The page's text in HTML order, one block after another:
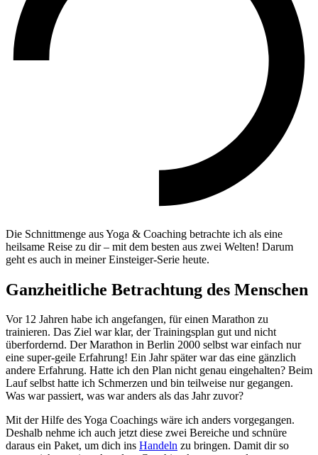
Die Schnittmenge aus Yoga & Coaching betrachte ich als eine
heilsame Reise zu dir – mit dem besten aus zwei Welten! Darum
geht es auch in meiner Einsteiger-Serie heute.
Ganzheitliche Betrachtung des Menschen
Vor 12 Jahren habe ich angefangen, für einen Marathon zu
trainieren. Das Ziel war klar, der Trainingsplan gut und nicht
überfordernd. Der Marathon in Berlin 2000 selbst war einfach nur
eine super-geile Erfahrung! Ein Jahr später war das eine gänzlich
andere Erfahrung. Hatte ich den Plan nicht genau eingehalten? Beim
Lauf selbst hatte ich Schmerzen und bin teilweise nur gegangen.
Was war passiert, was war anders als das Jahr zuvor?
Mit der Hilfe des Yoga Coachings wäre ich anders vorgegangen.
Deshalb nehme ich auch jetzt diese zwei Bereiche und schnüre
daraus ein Paket, um dich ins Handeln zu bringen. Damit dir so